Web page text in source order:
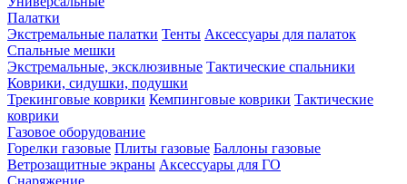
Палатки
Экстремальные палатки Тенты Аксессуары для палаток
Спальные мешки
Экстремальные, эксклюзивные Тактические спальники
Коврики, сидушки, подушки
Трекинговые коврики Кемпинговые коврики Тактические
коврики
Газовое оборудование
Горелки газовые Плиты газовые Баллоны газовые
Ветрозащитные экраны Аксессуары для ГО